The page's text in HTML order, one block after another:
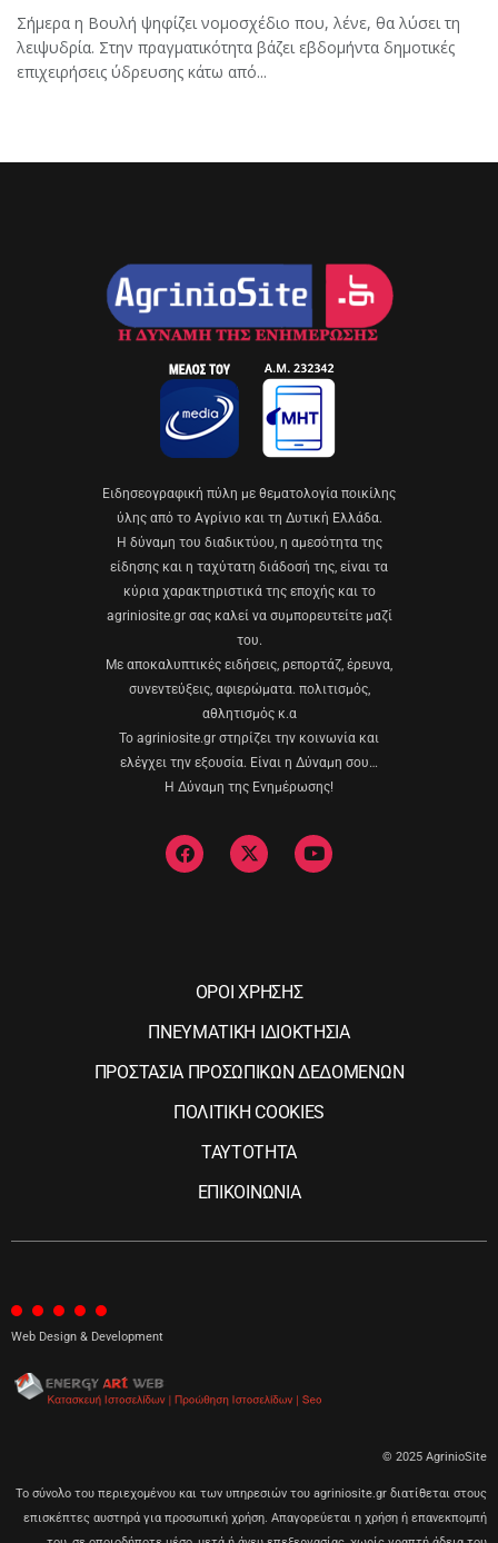
Σήμερα η Βουλή ψηφίζει νομοσχέδιο που, λένε, θα λύσει τη
λειψυδρία. Στην πραγματικότητα βάζει εβδομήντα δημοτικές
επιχειρήσεις ύδρευσης κάτω από...
Eιδησεογραφική πύλη με θεματολογία ποικίλης
ύλης από το Αγρίνιο και τη Δυτική Ελλάδα.
Η δύναμη του διαδικτύου, η αμεσότητα της
είδησης και η ταχύτατη διάδοσή της, είναι τα
κύρια χαρακτηριστικά της εποχής και το
agriniosite.gr σας καλεί να συμπορευτείτε μαζί
του.
Με αποκαλυπτικές ειδήσεις, ρεπορτάζ, έρευνα,
συνεντεύξεις, αφιερώματα. πολιτισμός,
αθλητισμός κ.α
Το agriniosite.gr στηρίζει την κοινωνία και
ελέγχει την εξουσία. Είναι η Δύναμη σου…
Η Δύναμη της Ενημέρωσης!
ΟΡΟΙ ΧΡΗΣΗΣ
ΠΝΕΥΜΑΤΙΚΗ ΙΔΙΟΚΤΗΣΙΑ
ΠΡΟΣΤΑΣΙΑ ΠΡΟΣΩΠΙΚΩΝ ΔΕΔΟΜΕΝΩΝ
ΠΟΛΙΤΙΚΗ COOKIES
ΤΑΥΤΟΤΗΤΑ
ΕΠΙΚΟΙΝΩΝΙΑ
Web Design & Development
© 2025 AgrinioSite
Το σύνολο του περιεχομένου και των υπηρεσιών του agriniosite.gr διατίθεται στους
επισκέπτες αυστηρά για προσωπική χρήση. Απαγορεύεται η χρήση ή επανεκπομπή